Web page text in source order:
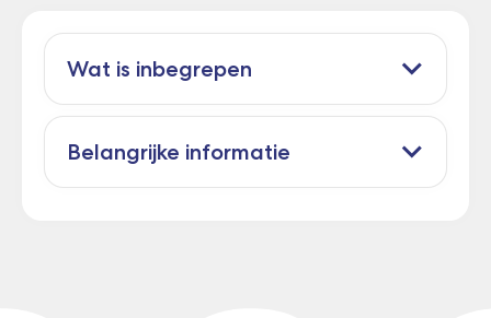
Wat is inbegrepen
Belangrijke informatie